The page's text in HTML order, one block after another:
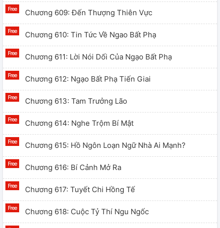
Chương 609: Đến Thượng Thiên Vực
Chương 610: Tin Tức Về Ngao Bất Phạ
Chương 611: Lời Nói Dối Của Ngạo Bất Phạ
Chương 612: Ngạo Bất Phạ Tiến Giai
Chương 613: Tam Trưởng Lão
Chương 614: Nghe Trộm Bí Mật
Chương 615: Hồ Ngôn Loạn Ngữ Nhà Ai Mạnh?
Chương 616: Bí Cảnh Mở Ra
Chương 617: Tuyết Chi Hồng Tế
Chương 618: Cuộc Tỷ Thí Ngu Ngốc